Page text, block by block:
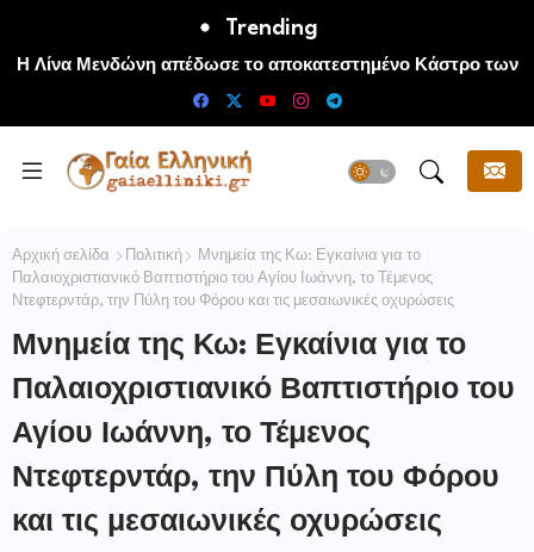
Trending
Η Λίνα Μενδώνη απέδωσε το αποκατεστημένο Κάστρο των
Μογλενών, στην τοπική κοινωνία και στους επισκέπτες της
Ο συγγραφέας Μάκης Τσίτας στο βιβλιοπωλείο Αναγέννηση
της Πάρου
Αρχική σελίδα Πολιτική
Μνημεία της Κω: Εγκαίνια για το
Παλαιοχριστιανικό Βαπτιστήριο του Αγίου Ιωάννη, το Τέμενος
Ντεφτερντάρ, την Πύλη του Φόρου και τις μεσαιωνικές οχυρώσεις
Μνημεία της Κω: Εγκαίνια για το
Παλαιοχριστιανικό Βαπτιστήριο του
Αγίου Ιωάννη, το Τέμενος
Ντεφτερντάρ, την Πύλη του Φόρου
και τις μεσαιωνικές οχυρώσεις